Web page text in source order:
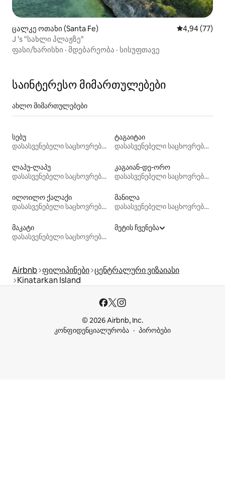
ცალკე ოთახი (Santa Fe) საშუალო
4,94 (77)
J 's "სახლი პლაჟზე"
ფასი/ხარისხი · მდებარეობა · სისუფთავე
საინტერესო მიმართულებები
ახლო მიმართულებები
სებუ
დასასვენებელი საცხოვრებლები
ტაგაიტაი
დასასვენებელი საცხოვრებლები
ლაპუ-ლაპუ
დასასვენებელი საცხოვრებლები
კაგაიან-დე-ორო
დასასვენებელი საცხოვრებლები
ილოილო ქალაქი
დასასვენებელი საცხოვრებლები
მანილა
დასასვენებელი საცხოვრებლები
მაკატი
დასასვენებელი საცხოვრებლები
მეტის ჩვენება
Airbnb ფილიპინები ცენტრალური ვიზაიასი
Kinatarkan Island
© 2026 Airbnb, Inc.
კონფიდენციალურობა
პირობები